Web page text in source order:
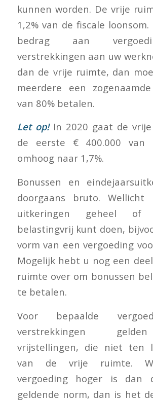
kunnen worden. De vrije
1,2% van de fiscale
bedrag aan
verstrekkingen aan uw
dan de vrije ruimte, dan
meerdere een
van 80% betalen.
Let op! In 2020 gaat de
de eerste € 400.000 van
omhoog naar 1,7%.
Bonussen en
doorgaans bruto.
uitkeringen geheel of
belastingvrij kunt doen,
vorm van een vergoeding
Mogelijk hebt u nog een
ruimte over om bonussen
te betalen.
Voor bepaalde
verstrekkingen
vrijstellingen, die niet ten
van de vrije ruimte.
vergoeding hoger is dan
geldende norm, dan is het